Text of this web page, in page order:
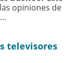
opiniones de
televisores